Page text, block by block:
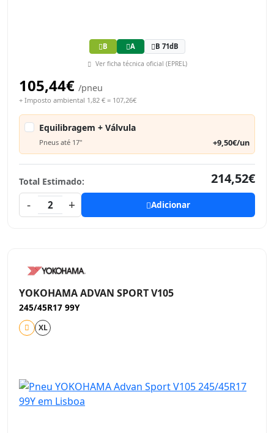
B A B 71dB
Ver ficha técnica oficial (EPREL)
105,44€ /pneu
+ Imposto ambiental 1,82 € = 107,26€
Equilibragem + Válvula
Pneus até 17" +9,50€/un
Total Estimado:
214,52€
-
2 + Adicionar
YOKOHAMA ADVAN SPORT V105
245/45R17 99Y
XL